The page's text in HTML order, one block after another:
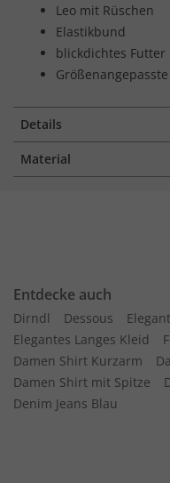
Leo mit Rüschen
Elastikbund
blickdichtes Futter
Details
Material
Entdecke auch
Dirndl Dessous
Elegantes Langes Kleid
Damen Shirt Kurzarm
Damen Shirt mit Spitze
Denim Jeans Blau